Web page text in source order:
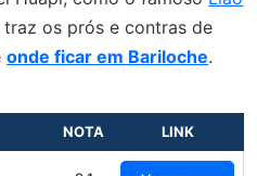
os prós e contras de
onde ficar em Bariloche.
NOTA LINK